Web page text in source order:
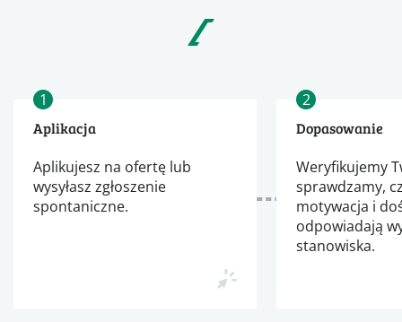
1
Aplikacja
Aplikujesz na ofertę lub
wysyłasz zgłoszenie
spontaniczne.
2
Dopasowanie
Weryfikujemy
sprawdzamy,
motywacja i
odpowiadają
stanowiska.